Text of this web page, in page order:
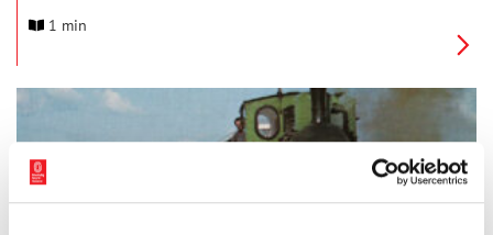
wereld van stoom en ontdek de kracht van water en vuur!
voor kinderen valt er van alles te zien en te beleven in het
museum.
1 min